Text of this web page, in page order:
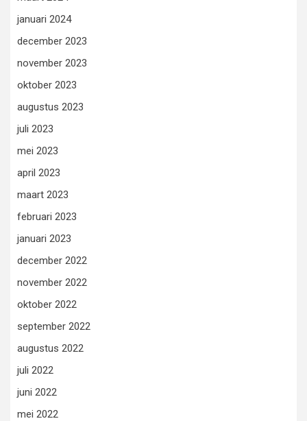
januari 2024
december 2023
november 2023
oktober 2023
augustus 2023
juli 2023
mei 2023
april 2023
maart 2023
februari 2023
januari 2023
december 2022
november 2022
oktober 2022
september 2022
augustus 2022
juli 2022
juni 2022
mei 2022